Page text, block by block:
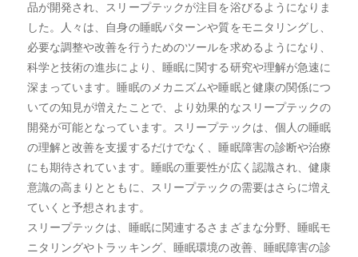
品が開発され、スリープテックが注目を浴びるようになりま
した。人々は、自身の睡眠パターンや質をモニタリングし、
必要な調整や改善を行うためのツールを求めるようになり、
科学と技術の進歩により、睡眠に関する研究や理解が急速に
深まっています。睡眠のメカニズムや睡眠と健康の関係につ
いての知見が増えたことで、より効果的なスリープテックの
開発が可能となっています。スリープテックは、個人の睡眠
の理解と改善を支援するだけでなく、睡眠障害の診断や治療
にも期待されています。睡眠の重要性が広く認識され、健康
意識の高まりとともに、スリープテックの需要はさらに増え
ていくと予想されます。
スリープテックは、睡眠に関連するさまざまな分野、睡眠モ
ニタリングやトラッキング、睡眠環境の改善、睡眠障害の診